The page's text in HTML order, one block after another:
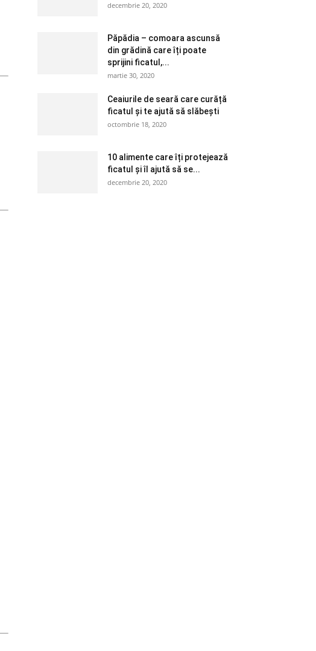
decembrie 20, 2020
Păpădia – comoara ascunsă
din grădină care îți poate
sprijini ficatul,...
martie 30, 2020
Ceaiurile de seară care curăță
ficatul și te ajută să slăbești
octombrie 18, 2020
10 alimente care îți protejează
ficatul și îl ajută să se...
decembrie 20, 2020